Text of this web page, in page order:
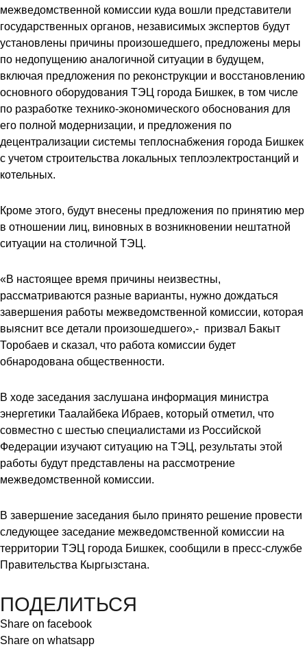
межведомственной комиссии куда вошли представители
государственных органов, независимых экспертов будут
установлены причины произошедшего, предложены меры
по недопущению аналогичной ситуации в будущем,
включая предложения по реконструкции и восстановлению
основного оборудования ТЭЦ города Бишкек, в том числе
по разработке технико-экономического обоснования для
его полной модернизации, и предложения по
децентрализации системы теплоснабжения города Бишкек
с учетом строительства локальных теплоэлектростанций и
котельных.
Кроме этого, будут внесены предложения по принятию мер
в отношении лиц, виновных в возникновении нештатной
ситуации на столичной ТЭЦ.
«В настоящее время причины неизвестны,
рассматриваются разные варианты, нужно дождаться
завершения работы межведомственной комиссии, которая
выяснит все детали произошедшего»,- призвал Бакыт
Торобаев и сказал, что работа комиссии будет
обнародована общественности.
В ходе заседания заслушана информация министра
энергетики Таалайбека Ибраев, который отметил, что
совместно с шестью специалистами из Российской
Федерации изучают ситуацию на ТЭЦ, результаты этой
работы будут представлены на рассмотрение
межведомственной комиссии.
В завершение заседания было принято решение провести
следующее заседание межведомственной комиссии на
территории ТЭЦ города Бишкек, сообщили в пресс-службе
Правительства Кыргызстана.
ПОДЕЛИТЬСЯ
Share on facebook
Share on whatsapp